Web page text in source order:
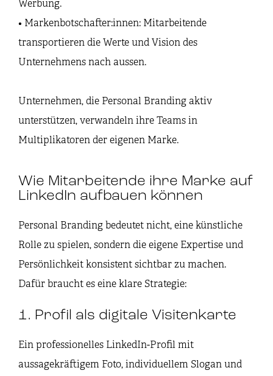
Werbung.
• Markenbotschafter:innen: Mitarbeitende
transportieren die Werte und Vision des
Unternehmens nach aussen.
Unternehmen, die Personal Branding aktiv
unterstützen, verwandeln ihre Teams in
Multiplikatoren der eigenen Marke.
Wie Mitarbeitende ihre Marke auf
LinkedIn aufbauen können
Personal Branding bedeutet nicht, eine künstliche
Rolle zu spielen, sondern die eigene Expertise und
Persönlichkeit konsistent sichtbar zu machen.
Dafür braucht es eine klare Strategie:
1. Profil als digitale Visitenkarte
Ein professionelles LinkedIn-Profil mit
aussagekräftigem Foto, individuellem Slogan und